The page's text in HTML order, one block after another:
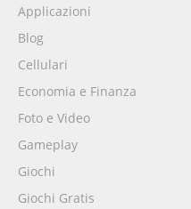
Applicazioni
Blog
Cellulari
Economia e Finanza
Foto e Video
Gameplay
Giochi
Giochi Gratis